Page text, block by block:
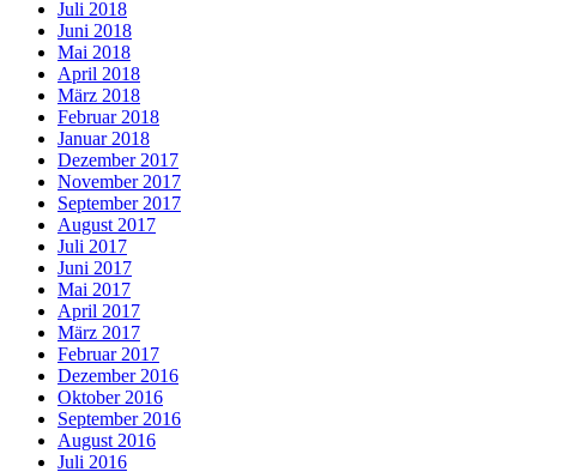
Juli 2018
Juni 2018
Mai 2018
April 2018
März 2018
Februar 2018
Januar 2018
Dezember 2017
November 2017
September 2017
August 2017
Juli 2017
Juni 2017
Mai 2017
April 2017
März 2017
Februar 2017
Dezember 2016
Oktober 2016
September 2016
August 2016
Juli 2016